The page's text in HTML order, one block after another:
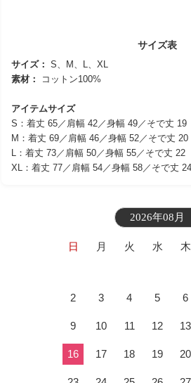
サイズ表
サイズ： S、M、L、XL
素材：
コットン100%
アイテムサイズ
S：着丈 65／肩幅 42／身幅 49／そで丈 19
M：着丈 69／肩幅 46／身幅 52／そで丈 20
L：着丈 73／肩幅 50／身幅 55／そで丈 22
XL：着丈 77／肩幅 54／身幅 58／そで丈 24
2026年08月
日 月 火 水 木
2 3 4 5 6
9 10 11 12 13
16 17 18 19 20